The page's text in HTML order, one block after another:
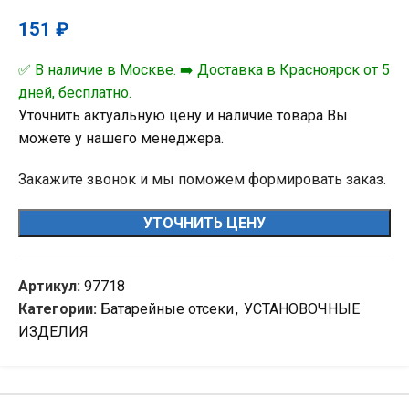
151 ₽
✅ В наличие в Москве. ➡️ Доставка в Красноярск от 5
дней, бесплатно.
Уточнить актуальную цену и наличие товара Вы
можете у нашего менеджера.
Закажите звонок и мы поможем формировать заказ.
УТОЧНИТЬ ЦЕНУ
Артикул: 97718
Категории: Батарейные отсеки, УСТАНОВОЧНЫЕ
ИЗДЕЛИЯ